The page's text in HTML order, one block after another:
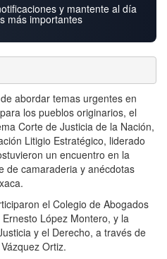
y mantente al día
más importantes
abordar temas urgentes en
los pueblos originarios, el
Corte de Justicia de la Nación,
Litigio Estratégico, liderado
un encuentro en la
de camaraderia y anécdotas
el Colegio de Abogados
López Montero, y la
y el Derecho, a través de
Ortiz.